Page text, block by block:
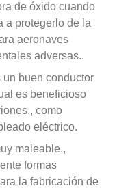
de óxido cuando
a protegerlo de la
aeronaves
adversas..
un buen conductor
es beneficioso
como
eléctrico.
maleable.,
formas
la fabricación de